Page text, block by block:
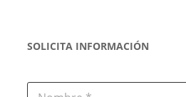
SOLICITA INFORMACIÓN
N